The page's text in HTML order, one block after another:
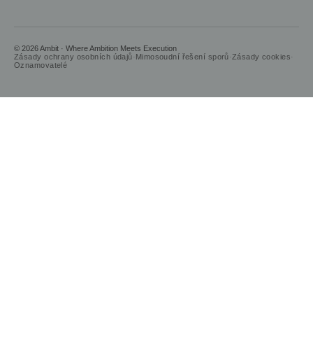
© 2026 Ambit · Where Ambition Meets Execution
Zásady ochrany osobních údajů· Mimosoudní řešení sporů· Zásady cookies·
Oznamovatelé